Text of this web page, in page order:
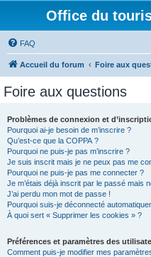
Office du
FAQ
Accueil du forum Foire aux
Foire aux questions
Problèmes de connexion et
Pourquoi ai-je besoin de m’inscrire ?
Qu’est-ce que la COPPA ?
Pourquoi ne puis-je pas m’inscrire ?
Je suis inscrit mais je ne peux pas me
Pourquoi ne puis-je pas me connecter ?
Je m’étais déjà inscrit par le passé mais
J’ai perdu mon mot de passe !
Pourquoi suis-je déconnecté
À quoi sert « Supprimer les cookies » ?
Préférences et paramètres des
Comment puis-je modifier mes